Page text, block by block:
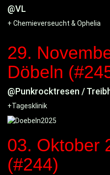
@VL
+ Chemieverseucht & Ophelia
29.
Döbeln
@Punkrocktresen /
+Tagesklinik
03. Oktober
(#244)